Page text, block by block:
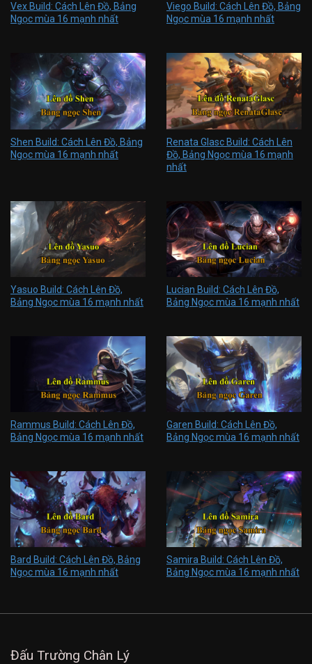
Vex Build: Cách Lên Đồ, Bảng
Ngọc mùa 16 mạnh nhất
Viego Build: Cách Lên Đồ, Bảng
Ngọc mùa 16 mạnh nhất
Shen Build: Cách Lên Đồ, Bảng
Ngọc mùa 16 mạnh nhất
Renata Glasc Build: Cách Lên
Đồ, Bảng Ngọc mùa 16 mạnh
nhất
Yasuo Build: Cách Lên Đồ,
Bảng Ngọc mùa 16 mạnh nhất
Lucian Build: Cách Lên Đồ,
Bảng Ngọc mùa 16 mạnh nhất
Rammus Build: Cách Lên Đồ,
Bảng Ngọc mùa 16 mạnh nhất
Garen Build: Cách Lên Đồ,
Bảng Ngọc mùa 16 mạnh nhất
Bard Build: Cách Lên Đồ, Bảng
Ngọc mùa 16 mạnh nhất
Samira Build: Cách Lên Đồ,
Bảng Ngọc mùa 16 mạnh nhất
Đấu Trường Chân Lý